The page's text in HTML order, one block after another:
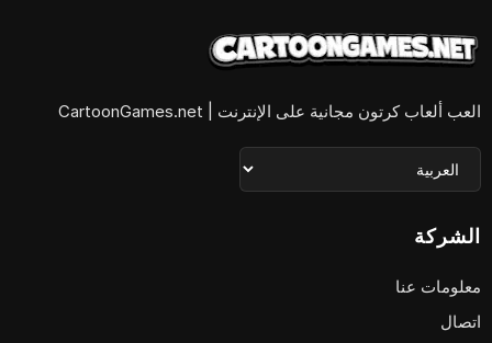
العب ألعاب كرتون مجانية على الإنترنت | CartoonGames.net
الشركة
معلومات عنا
اتصال